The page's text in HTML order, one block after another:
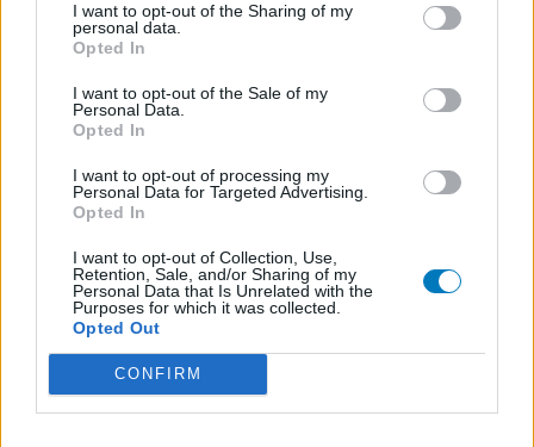
I want to opt-out of the Sharing of my
personal data.
Opted In
I want to opt-out of the Sale of my
Personal Data.
Opted In
I want to opt-out of processing my
Personal Data for Targeted Advertising.
Opted In
I want to opt-out of Collection, Use,
Retention, Sale, and/or Sharing of my
Personal Data that Is Unrelated with the
Purposes for which it was collected.
Opted Out
CONFIRM
Medicijn met veel bijwerkingen die invloed heeft op mijn
dagelijks functioneren.Na 1/2 uur hoofdpijn, maagpijn,
draaierigheid ... In combi met andere medicijnen ivm
astma, hart en vaatproblemen is dit medicijn af te raden.
geef mening
Levothyroxine tabletten
19-04-2017 | Man | 55
levothyroxine (150ug)
Trage schildklier
Effectiviteit
Hoeveelheid bijwerkingen